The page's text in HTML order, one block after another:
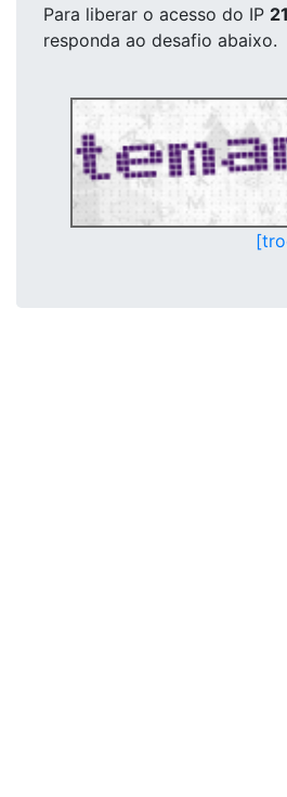
Para liberar o acesso do IP
responda ao desafio abaixo.